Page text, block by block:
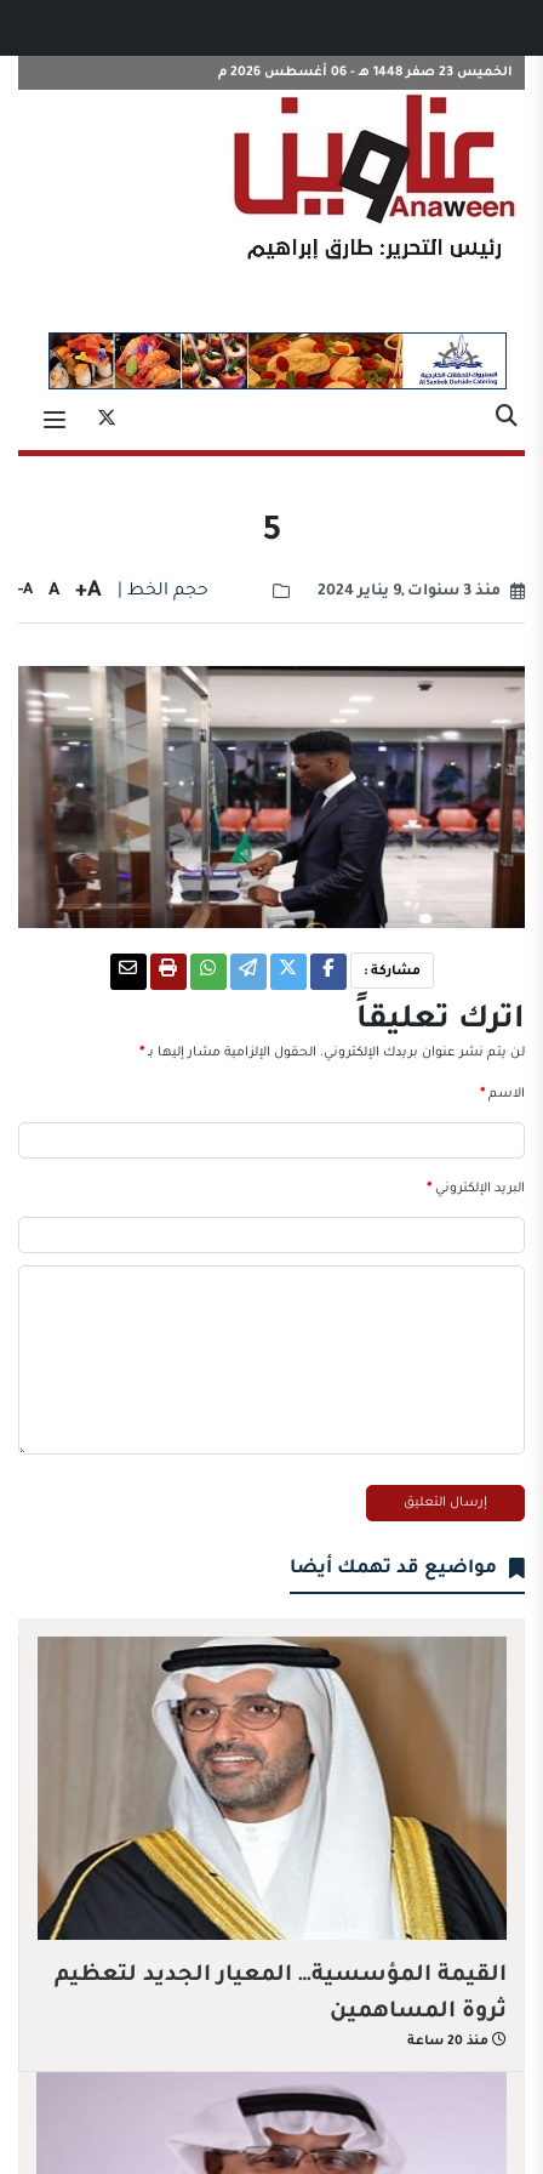
الخميس 23 صفر 1448 هـ - 06 أغسطس 2026 م
5
منذ 3 سنوات ,9 يناير 2024 حجم الخط | A+
A
A-
مشاركة :
اترك تعليقاً
لن يتم نشر عنوان بريدك الإلكتروني. الحقول الإلزامية مشار إليها بـ*
الاسم*
البريد الإلكتروني*
مواضيع قد تهمك أيضا
القيمة المؤسسية… المعيار الجديد لتعظيم
ثروة المساهمين
منذ 20 ساعة